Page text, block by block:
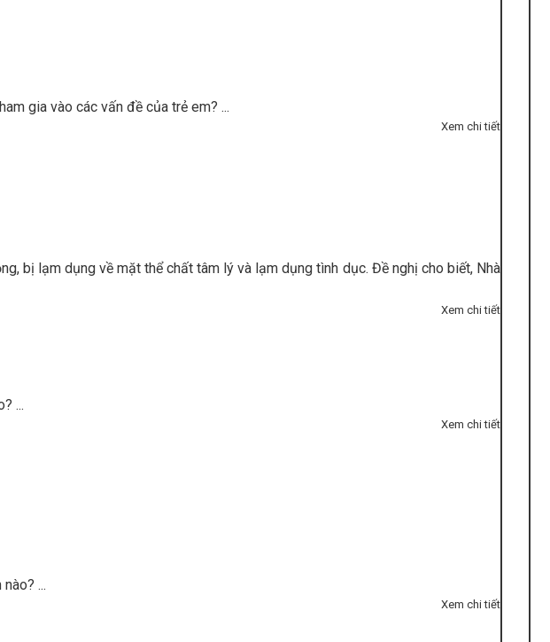
gia vào các vấn đề của trẻ em? ...
Xem chi tiết
bị lạm dụng về mặt thể chất tâm lý và lạm dụng tình dục. Đề nghị cho biết, Nhà
Xem chi tiết
...
Xem chi tiết
...
Xem chi tiết